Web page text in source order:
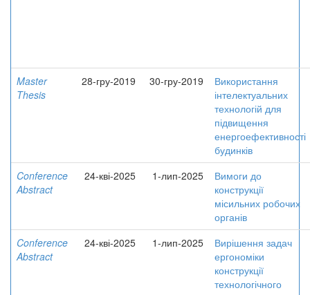
Master
Thesis
28-гру-2019 30-гру-2019
Використання
інтелектуальних
технологій для
підвищення
енергоефективності
будинків
Conference
Abstract
24-кві-2025 1-лип-2025
Вимоги до
конструкції
місильних робочих
органів
Conference
Abstract
24-кві-2025 1-лип-2025
Вирішення задач
ергономіки
конструкції
технологічного